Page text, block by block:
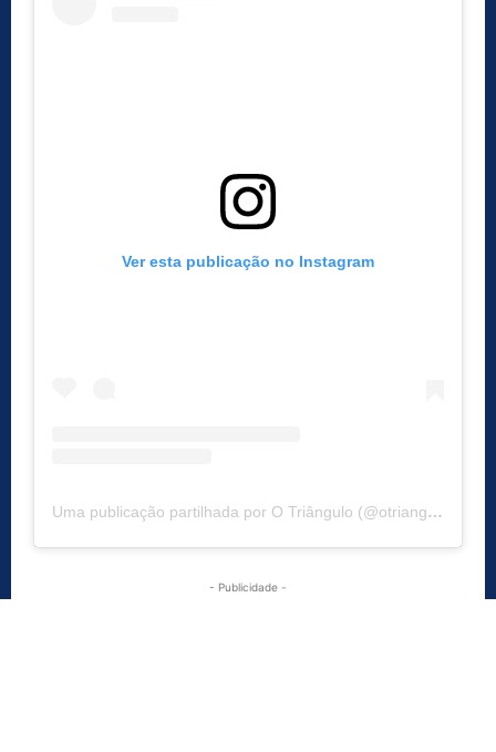
Ver esta publicação no Instagram
Uma publicação partilhada por O Triângulo (@otriangulotvi)
- Publicidade -